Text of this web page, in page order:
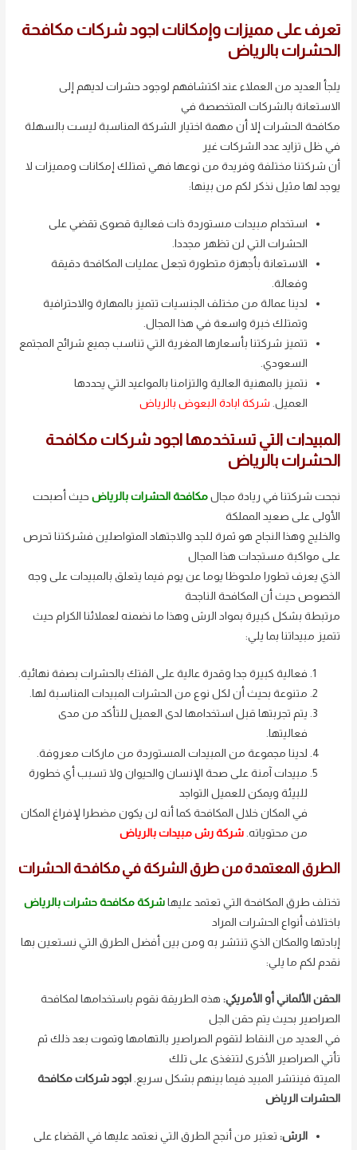
تعرف على مميزات وإمكانات اجود شركات مكافحة
الحشرات بالرياض
يلجأ العديد من العملاء عند اكتشافهم لوجود حشرات لديهم إلى
الاستعانة بالشركات المتخصصة في
مكافحة الحشرات إلا أن مهمة اختيار الشركة المناسبة ليست بالسهلة
في ظل تزايد عدد الشركات غير
أن شركتنا مختلفة وفريدة من نوعها فهي تمتلك إمكانات ومميزات لا
يوجد لها مثيل نذكر لكم من بينها:
استخدام مبيدات مستوردة ذات فعالية قصوى تقضي على
الحشرات التي لن تظهر مجددا.
الاستعانة بأجهزة متطورة تجعل عمليات المكافحة دقيقة
وفعالة.
لدينا عمالة من مختلف الجنسيات تتميز بالمهارة والاحترافية
وتمتلك خبرة واسعة في هذا المجال.
تتميز شركتنا بأسعارها المغرية التي تناسب جميع شرائح المجتمع
السعودي.
نتميز بالمهنية العالية والتزامنا بالمواعيد التي يحددها
العميل. شركة ابادة البعوض بالرياض
المبيدات التي تستخدمها اجود شركات مكافحة
الحشرات بالرياض
نجحت شركتنا في ريادة مجال مكافحة الحشرات بالرياض حيث أصبحت
الأولى على صعيد المملكة
والخليج وهذا النجاح هو ثمرة للجد والاجتهاد المتواصلين فشركتنا تحرص
على مواكبة مستجدات هذا المجال
الذي يعرف تطورا ملحوظا يوما عن يوم فيما يتعلق بالمبيدات على وجه
الخصوص حيث أن المكافحة الناجحة
مرتبطة بشكل كبيرة بمواد الرش وهذا ما نضمنه لعملائنا الكرام حيث
تتميز مبيداتنا بما يلي:
فعالية كبيرة جدا وقدرة عالية على الفتك بالحشرات بصفة نهائية.
متنوعة بحيث أن لكل نوع من الحشرات المبيدات المناسبة لها.
يتم تجربتها قبل استخدامها لدى العميل للتأكد من مدى
فعاليتها.
لدينا مجموعة من المبيدات المستوردة من ماركات معروفة.
مبيدات آمنة على صحة الإنسان والحيوان ولا تسبب أي خطورة
للبيئة ويمكن للعميل التواجد
في المكان خلال المكافحة كما أنه لن يكون مضطرا لإفراغ المكان
من محتوياته.شركة رش مبيدات بالرياض
الطرق المعتمدة من طرق الشركة في مكافحة الحشرات
تختلف طرق المكافحة التي تعتمد عليها شركة مكافحة حشرات بالرياض
باختلاف أنواع الحشرات المراد
إبادتها والمكان الذي تنتشر به ومن بين أفضل الطرق التي نستعين بها
نقدم لكم ما يلي:
الحقن الألماني أو الأمريكي: هذه الطريقة نقوم باستخدامها لمكافحة
الصراصير بحيث يتم حقن الجل
في العديد من النقاط لتقوم الصراصير بالتهامها وتموت بعد ذلك ثم
تأتي الصراصير الأخرى لتتغذى على تلك
الميتة فينتشر المبيد فيما بينهم بشكل سريع.اجود شركات مكافحة
الحشرات الرياض
الرش: تعتبر من أنجح الطرق التي نعتمد عليها في القضاء على